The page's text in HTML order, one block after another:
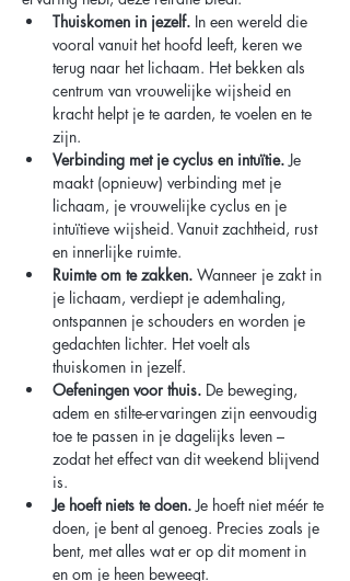
Thuiskomen in jezelf. In een wereld die
vooral vanuit het hoofd leeft, keren we
terug naar het lichaam. Het bekken als
centrum van vrouwelijke wijsheid en
kracht helpt je te aarden, te voelen en te
zijn.
Verbinding met je cyclus en intuïtie. Je
maakt (opnieuw) verbinding met je
lichaam, je vrouwelijke cyclus en je
intuïtieve wijsheid. Vanuit zachtheid, rust
en innerlijke ruimte.
Ruimte om te zakken. Wanneer je zakt in
je lichaam, verdiept je ademhaling,
ontspannen je schouders en worden je
gedachten lichter. Het voelt als
thuiskomen in jezelf.
Oefeningen voor thuis. De beweging,
adem en stilte-ervaringen zijn eenvoudig
toe te passen in je dagelijks leven –
zodat het effect van dit weekend blijvend
is.
Je hoeft niets te doen. Je hoeft niet méér te
doen, je bent al genoeg. Precies zoals je
bent, met alles wat er op dit moment in
en om je heen beweegt.